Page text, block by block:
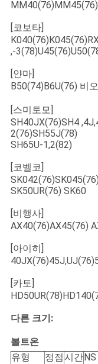
[코보타]
,-
[얀마]
B50(74)B6U(76) 비
[스미토모]
SH40JX(76)SH4
2(76)SH55J(78)
SH65U-1,2(82)
[코벨코]
SK50UR(76) SK60
[비행사]
AX40(76)AX45(76)
[아이히]
[카토]
다른 크기:
볼트온
유형
정점시간 NS